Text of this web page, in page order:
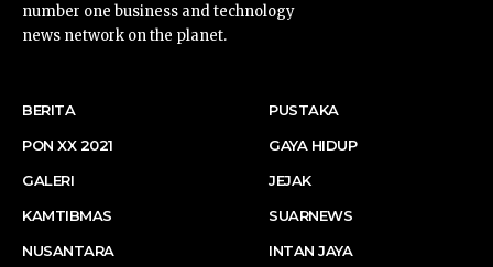
number one business and technology
news network on the planet.
BERITA
PON XX 2021
GALERI
KAMTIBMAS
NUSANTARA
PUSTAKA
GAYA HIDUP
JEJAK
SUARNEWS
INTAN JAYA